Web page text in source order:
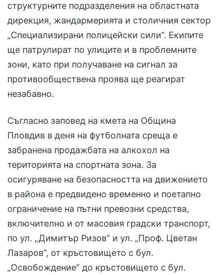
структурните подразделения на областната
дирекция, жандармерията и столичния сектор
„Специализирани полицейски сили”. Екипите
ще патрулират по улиците и в проблемните
зони, като при получаване на сигнал за
противообществена проява ще реагират
незабавно.
Съгласно заповед на кмета на Община
Пловдив в деня на футболната среща е
забранена продажбата на алкохол на
територията на спортната зона. За
осигуряване на безопасността на движението
в района е предвидено временно и поетапно
ограничение на пътни превозни средства,
включително и от масовия градски транспорт,
по ул. „Димитър Ризов” и ул. „Проф. Цветан
Лазаров”, от кръстовището с бул.
„Освобождение” до кръстовището с бул.